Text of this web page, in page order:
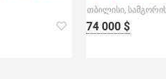
თბილისი,
74 000 $